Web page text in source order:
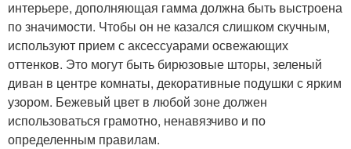
интерьере, дополняющая гамма должна быть выстроена
по значимости. Чтобы он не казался слишком скучным,
используют прием с аксессуарами освежающих
оттенков. Это могут быть бирюзовые шторы, зеленый
диван в центре комнаты, декоративные подушки с ярким
узором. Бежевый цвет в любой зоне должен
использоваться грамотно, ненавязчиво и по
определенным правилам.